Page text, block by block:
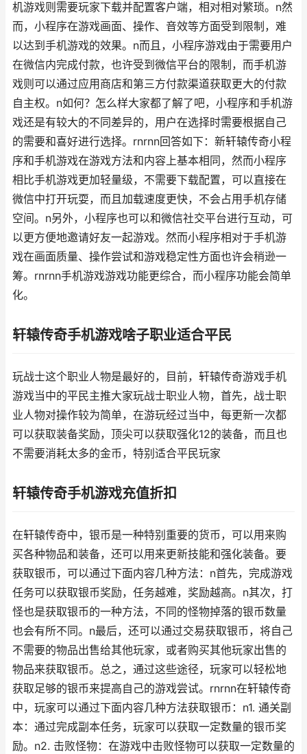
机游戏则需要玩家下载并配置客户端，相对相对繁琐。n然
而，小程序在游戏画面、操作、音效等方面受到限制，难
以达到手机游戏的效果。n而且，小程序游戏由于需要用户
在微信内完成付款，也许受到微信平台的限制，而手机游
戏则可以通过应用商店和第三方付款渠道获取更大的付款
自主权。n如何？怎么样大家都了解了吧，小程序和手机游
戏还是有较大的不同差异的，用户在选择时需要根据自己
的需要和喜好进行选择。rnrnn回答如下：新轩辕传奇小程
序和手机游戏在游戏方法和内容上基本相同，然而小程序
相比手机游戏更加轻量级，不需要下载配置，可以直接在
微信中打开玩耍，而且加载速度更快，不会占用手机存储
空间。n另外，小程序也可以和微信社交平台进行互动，可
以更方便地邀请好友一起游戏。然而小程序相对于手机游
戏在画面质量、操作尝试和游戏稳定性方面也许会稍逊一
筹。rnrnn手机游戏游戏功能更综合，而小程序功能会简单
化。
轩辕传奇手机游戏啥子职业适合平民
玩战士这个职业人物是最好的，目前，轩辕传奇游戏手机
游戏当中的平民主推大家玩战士职业人物，首先，战士职
业人物对操作较为简单，在游玩经过当中，每更新一次都
可以获取装备奖励，顶尖可以获取强化12的装备，而且也
不需要消耗太多的金币，特别适合平民玩家
轩辕传奇手机游戏充值折扣
在轩辕传奇中，银币是一种特别重要的货币，可以用来购
买各种物品和装备，还可以用来更新技能和强化装备。要
获取银币，可以通过下面内容几种方法：n首先，完成游戏
任务可以获取银币奖励，任务越难，奖励越高。n其次，打
怪也是获取银币的一种方法，不同的怪物掉落的银币数量
也会有所不同。n最后，还可以通过交易获取银币，将自己
不需要的物品出售给其他玩家，或者购买其他玩家出售的
物品来获取银币。总之，通过这些途径，玩家可以轻松地
获取足够的银币来提高自己的游戏尝试。rnrnn在轩辕传奇
中，玩家可以通过下面内容几种方法获取银币：n1. 通关副
本：通过完成副本任务，玩家可以获取一定数量的银币奖
励。n2. 击败怪物：在游戏中击败怪物可以获取一定数量的